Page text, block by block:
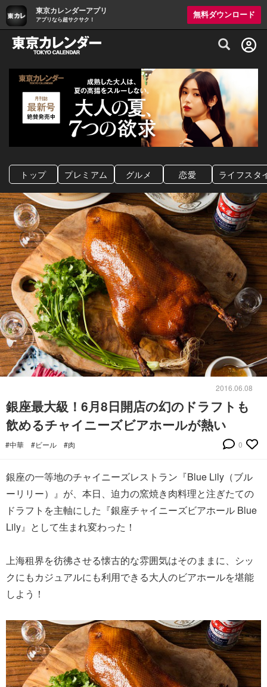
東京カレンダーアプリ
アプリなら超サクサク！
無料ダウンロード
グルメ情報・プレミアムレストラン予約
トップ プレミアム グルメ 恋愛 ライフスタ
2016.06.08
銀座最大級！6月8日開店の幻のドラフトも
飲めるチャイニーズビアホールが熱い
#中華 #ビール #肉 0
銀座の一等地のチャイニーズレストラン『Blue Lily（ブル
ーリリー）』が、本日、迫力の窯焼き肉料理と注ぎたての
ドラフトを主軸にした『銀座チャイニーズビアホール Blue
Lily』として生まれ変わった！
上海租界を彷彿させる懐古的な雰囲気はそのままに、シッ
クにもカジュアルにも利用できる大人のビアホールを堪能
しよう！